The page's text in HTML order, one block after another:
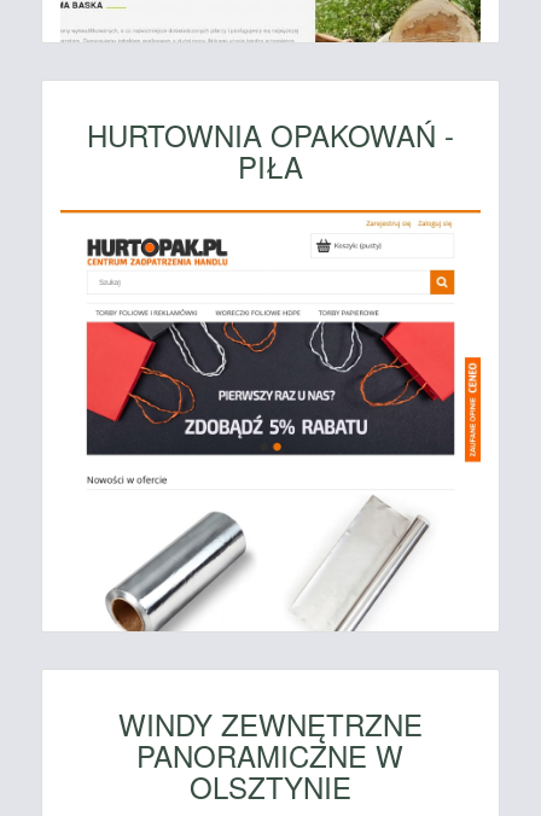
HURTOWNIA OPAKOWAŃ -
PIŁA
WINDY ZEWNĘTRZNE
PANORAMICZNE W
OLSZTYNIE